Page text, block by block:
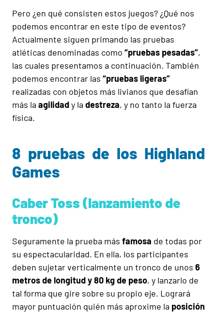
Pero ¿en qué consisten estos juegos? ¿Qué nos
podemos encontrar en este tipo de eventos?
Actualmente siguen primando las pruebas
atléticas denominadas como “pruebas pesadas”,
las cuales presentamos a continuación. También
podemos encontrar las “pruebas ligeras”
realizadas con objetos más livianos que desafían
más la agilidady la destreza, y no tanto la fuerza
física.
8 pruebas de los Highland
Games
Caber Toss (lanzamiento de
tronco)
Seguramente la prueba más famosa de todas por
su espectacularidad. En ella, los participantes
deben sujetar verticalmente un tronco de unos 6
metros de longitud y 80 kg de peso, y lanzarlo de
tal forma que gire sobre su propio eje. Logrará
mayor puntuación quién más aproxime la posición